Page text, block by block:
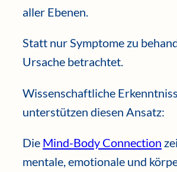
aller Ebenen.
Statt nur Symptome zu
Ursache betrachtet.
Wissenschaftliche
unterstützen diesen Ansatz:
Die Mind-Body Connection
mentale, emotionale und